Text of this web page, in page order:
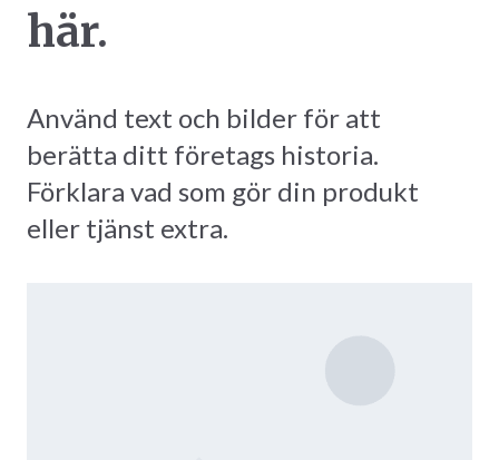
här.
Använd text och bilder för att
berätta ditt företags historia.
Förklara vad som gör din produkt
eller tjänst extra.